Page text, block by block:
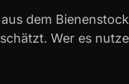
dem
Wer es